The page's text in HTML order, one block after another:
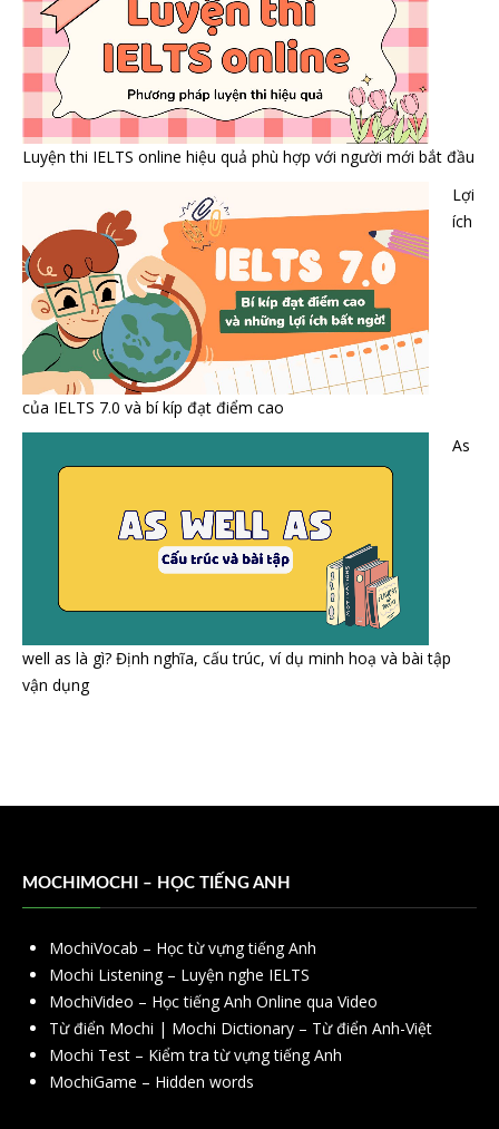
Luyện thi IELTS online hiệu quả phù hợp với người mới bắt đầu
Lợi
ích
của IELTS 7.0 và bí kíp đạt điểm cao
As
well as là gì? Định nghĩa, cấu trúc, ví dụ minh hoạ và bài tập
vận dụng
MOCHIMOCHI – HỌC TIẾNG ANH
MochiVocab – Học từ vựng tiếng Anh
Mochi Listening – Luyện nghe IELTS
MochiVideo – Học tiếng Anh Online qua Video
Từ điển Mochi | Mochi Dictionary – Từ điển Anh-Việt
Mochi Test – Kiểm tra từ vựng tiếng Anh
MochiGame – Hidden words